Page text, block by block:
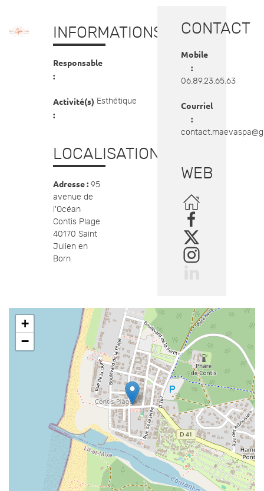
INFORMATIONS
Responsable
:
Activité(s)
:
Esthétique
LOCALISATION
Adresse :95
avenue de
l'Océan
Contis Plage
40170 Saint
Julien en
Born
CONTACT
Mobile
:
06.89.23.65.63
Courriel
:
WEB
+
−